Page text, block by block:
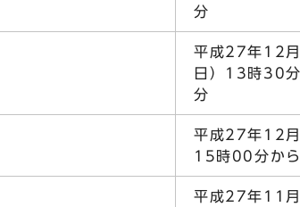
分
平成27年12
日）13時30
分
平成27年12月
15時00分か
平成27年11